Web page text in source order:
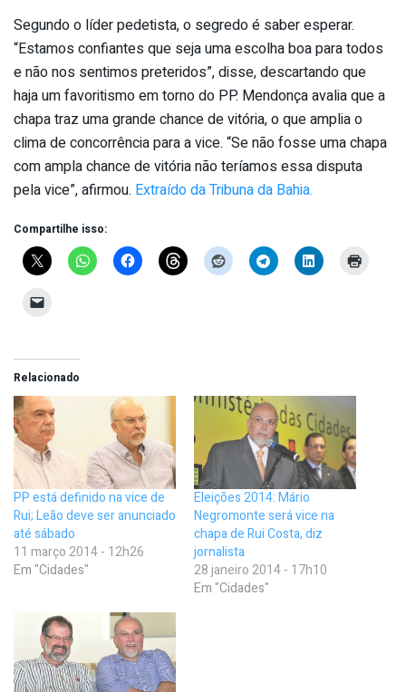
Segundo o líder pedetista, o segredo é saber esperar.
“Estamos confiantes que seja uma escolha boa para todos
e não nos sentimos preteridos”, disse, descartando que
haja um favoritismo em torno do PP. Mendonça avalia que a
chapa traz uma grande chance de vitória, o que amplia o
clima de concorrência para a vice. “Se não fosse uma chapa
com ampla chance de vitória não teríamos essa disputa
pela vice”, afirmou. Extraído da Tribuna da Bahia.
Compartilhe isso:
Relacionado
PP está definido na vice de
Rui; Leão deve ser anunciado
até sábado
11 março 2014 - 12h26
Em "Cidades"
Eleições 2014: Mário
Negromonte será vice na
chapa de Rui Costa, diz
jornalista
28 janeiro 2014 - 17h10
Em "Cidades"